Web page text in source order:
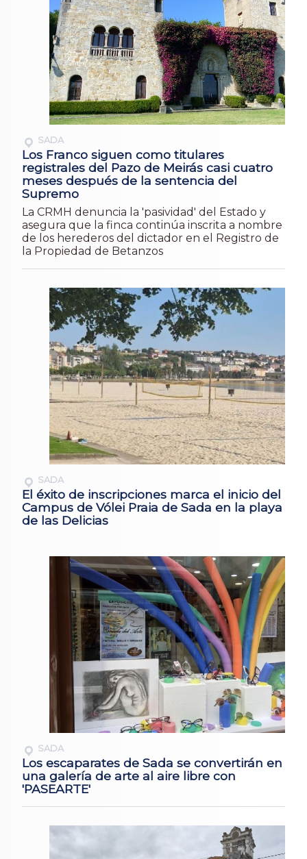
SADA
Los Franco siguen como titulares
registrales del Pazo de Meirás casi cuatro
meses después de la sentencia del
Supremo
La CRMH denuncia la 'pasividad' del Estado y
asegura que la finca continúa inscrita a nombre
de los herederos del dictador en el Registro de
la Propiedad de Betanzos
SADA
El éxito de inscripciones marca el inicio del
Campus de Vólei Praia de Sada en la playa
de las Delicias
SADA
Los escaparates de Sada se convertirán en
una galería de arte al aire libre con
'PASEARTE'